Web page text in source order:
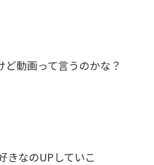
動画って言うのかな？
きなのUPしていこ